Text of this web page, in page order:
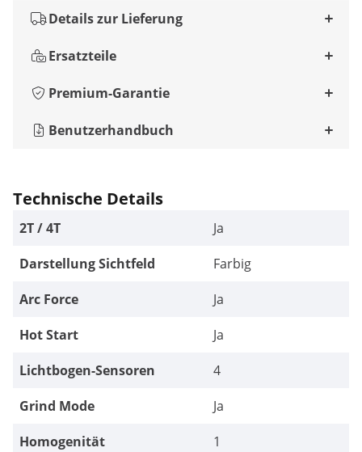
Details zur Lieferung
Ersatzteile
Premium-Garantie
Benutzerhandbuch
Technische Details
2T / 4T
Ja
Darstellung Sichtfeld
Farbig
Arc Force
Ja
Hot Start
Ja
Lichtbogen-Sensoren
4
Grind Mode
Ja
Homogenität
1